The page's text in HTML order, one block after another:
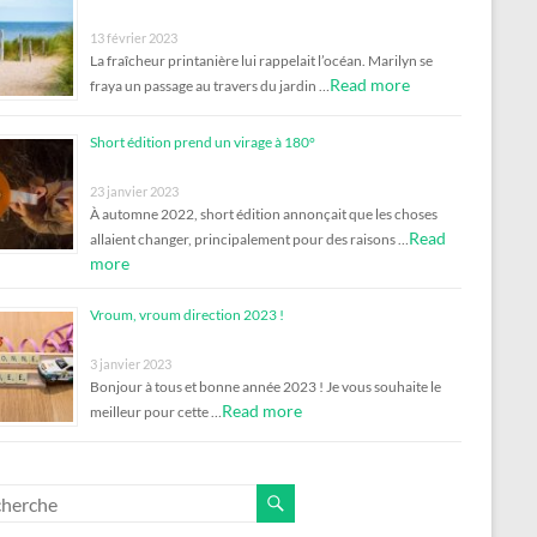
13 février 2023
La fraîcheur printanière lui rappelait l’océan. Marilyn se
fraya un passage au travers du jardin …Read more
Short édition prend un virage à 180°
23 janvier 2023
À automne 2022, short édition annonçait que les choses
allaient changer, principalement pour des raisons …Read
more
Vroum, vroum direction 2023 !
3 janvier 2023
Bonjour à tous et bonne année 2023 ! Je vous souhaite le
meilleur pour cette …Read more